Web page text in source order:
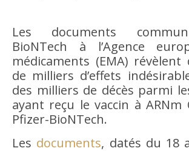
Les documents
BioNTech à l’Agence
médicaments (EMA) révèlent
de milliers d’effets
des milliers de décès parmi
ayant reçu le vaccin à ARNm
Pfizer-BioNTech.
Les documents, datés du 18